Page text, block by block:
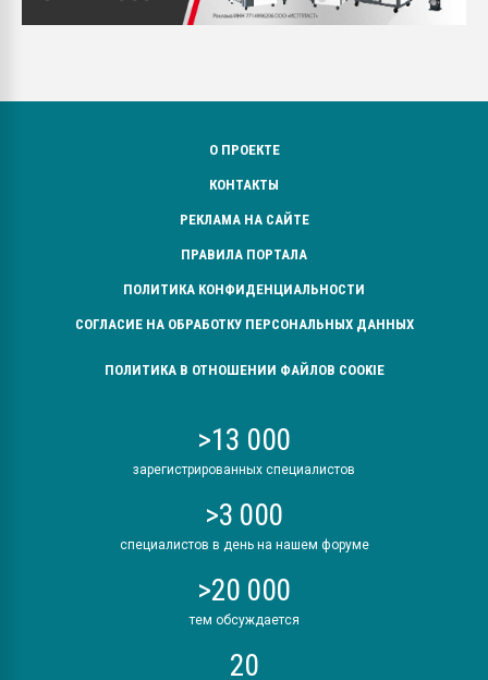
О ПРОЕКТЕ
КОНТАКТЫ
РЕКЛАМА НА САЙТЕ
ПРАВИЛА ПОРТАЛА
ПОЛИТИКА КОНФИДЕНЦИАЛЬНОСТИ
СОГЛАСИЕ НА ОБРАБОТКУ ПЕРСОНАЛЬНЫХ ДАННЫХ
ПОЛИТИКА В ОТНОШЕНИИ ФАЙЛОВ COOKIE
>13 000
зарегистрированных специалистов
>3 000
специалистов в день на нашем форуме
>20 000
тем обсуждается
20